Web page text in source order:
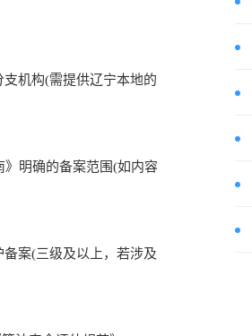
机构(需提供辽宁本地的
明确的备案范围(如内容
案(三级及以上，若涉及